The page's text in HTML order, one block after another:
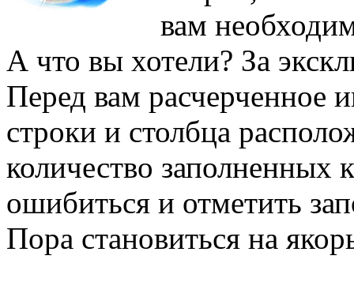
вам
А что вы хотели? За
Перед вам расчерченное
строки и столбца
количество заполненных
ошибиться и отметить
Пора становиться на